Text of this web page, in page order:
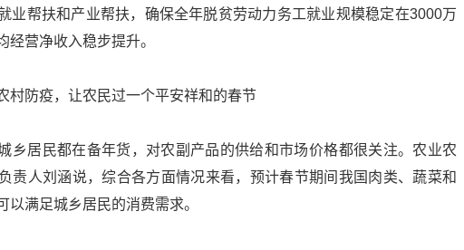
业帮扶和产业帮扶，确保全年脱贫劳动力务工就业规模稳定在3000万
经营净收入稳步提升。
村防疫，让农民过一个平安祥和的春节
乡居民都在备年货，对农副产品的供给和市场价格都很关注。农业农
责人刘涵说，综合各方面情况来看，预计春节期间我国肉类、蔬菜和
以满足城乡居民的消费需求。